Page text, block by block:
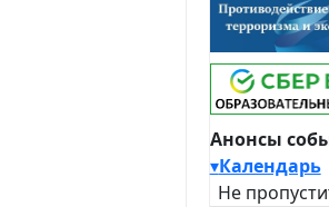
Анонсы
▾Календарь
Не